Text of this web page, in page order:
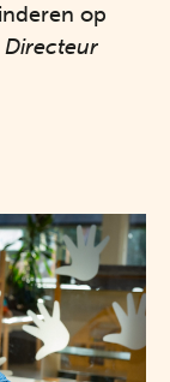
op
Directeur